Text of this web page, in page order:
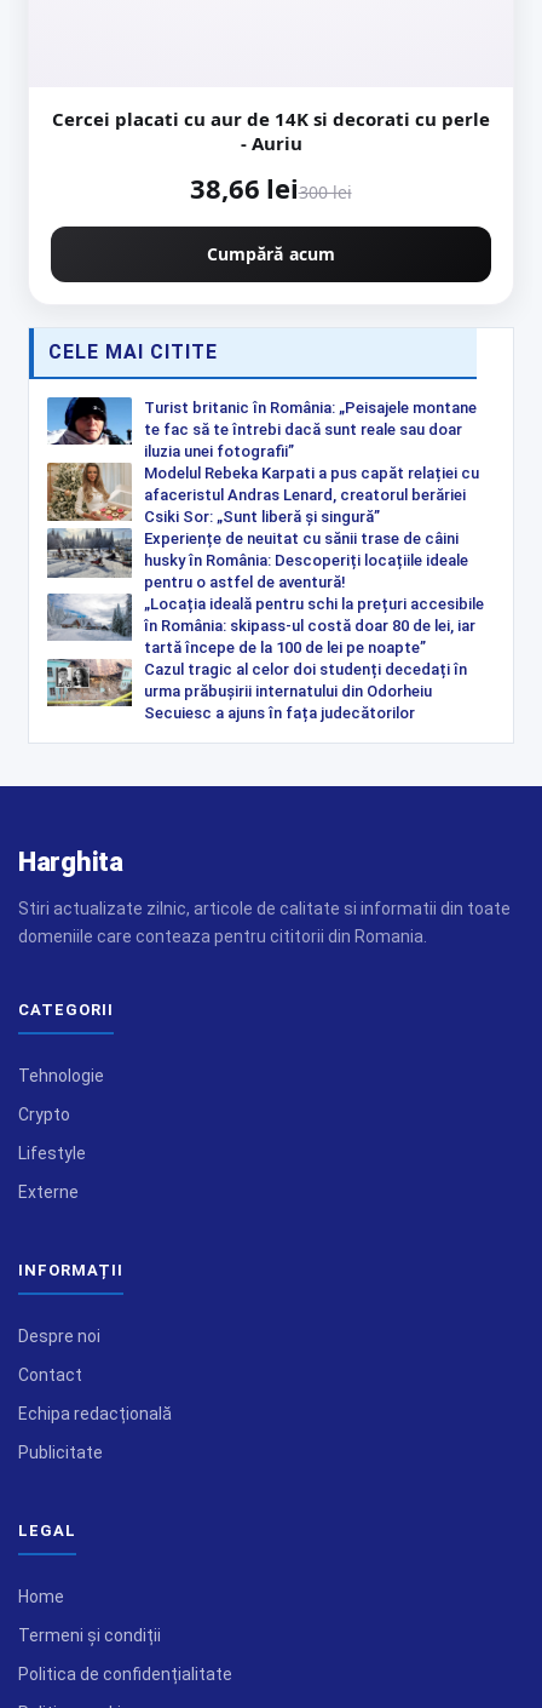
Cercei placati cu aur de 14K si decorati cu perle
- Auriu
38,66 lei300 lei
Cumpără acum
CELE MAI CITITE
Turist britanic în România: „Peisajele montane
te fac să te întrebi dacă sunt reale sau doar
iluzia unei fotografii”
Modelul Rebeka Karpati a pus capăt relației cu
afaceristul Andras Lenard, creatorul berăriei
Csiki Sor: „Sunt liberă și singură”
Experiențe de neuitat cu sănii trase de câini
husky în România: Descoperiți locațiile ideale
pentru o astfel de aventură!
„Locația ideală pentru schi la prețuri accesibile
în România: skipass-ul costă doar 80 de lei, iar
tartă începe de la 100 de lei pe noapte”
Cazul tragic al celor doi studenți decedați în
urma prăbușirii internatului din Odorheiu
Secuiesc a ajuns în fața judecătorilor
Harghita
Stiri actualizate zilnic, articole de calitate si informatii din toate
domeniile care conteaza pentru cititorii din Romania.
CATEGORII
Tehnologie
Crypto
Lifestyle
Externe
INFORMAȚII
Despre noi
Contact
Echipa redacțională
Publicitate
LEGAL
Home
Termeni și condiții
Politica de confidențialitate